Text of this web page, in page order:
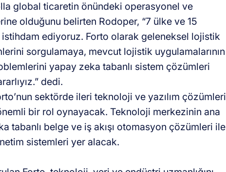
global ticaretin önündeki operasyonel ve
olduğunu belirten Rodoper, “7 ülke ve 15
istihdam ediyoruz. Forto olarak geleneksel lojistik
sorgulamaya, mevcut lojistik uygulamalarının
yapay zeka tabanlı sistem çözümleri
dedi.
sektörde ileri teknoloji ve yazılım çözümleri
bir rol oynayacak. Teknoloji merkezinin ana
tabanlı belge ve iş akışı otomasyon çözümleri ile
sistemleri yer alacak.